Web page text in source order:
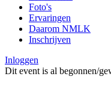
Foto's
Ervaringen
Daarom NMLK
Inschrijven
Inloggen
Dit event is al begonnen/